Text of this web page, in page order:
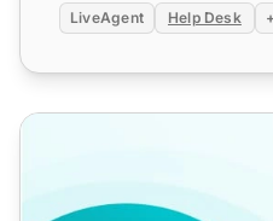
LiveAgent Help Desk
Pasikartojimo el. pašto